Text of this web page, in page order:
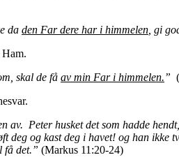
da den Far dere har i himmelen , gi
skal de få av min Far i himmelen.”
Peter husket det som hadde
deg og kast deg i havet! og han
få det.” (Markus 11:20-24)